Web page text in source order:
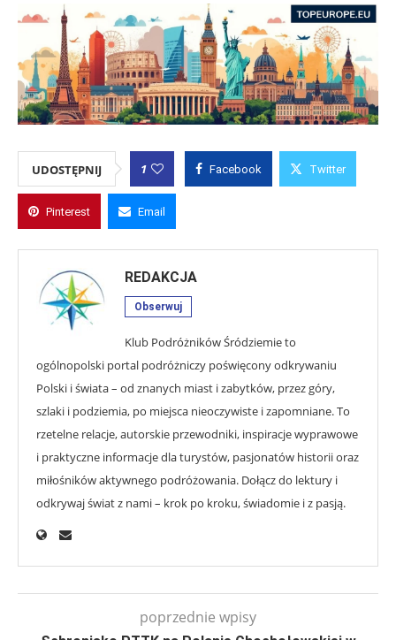
UDOSTĘPNIJ 1 Facebook Twitter
Pinterest Email
REDAKCJA
Obserwuj
Klub Podróżników Śródziemie to
ogólnopolski portal podróżniczy poświęcony odkrywaniu
Polski i świata – od znanych miast i zabytków, przez góry,
szlaki i podziemia, po miejsca nieoczywiste i zapomniane. To
rzetelne relacje, autorskie przewodniki, inspiracje wyprawowe
i praktyczne informacje dla turystów, pasjonatów historii oraz
miłośników aktywnego podróżowania. Dołącz do lektury i
odkrywaj świat z nami – krok po kroku, świadomie i z pasją.
poprzednie wpisy